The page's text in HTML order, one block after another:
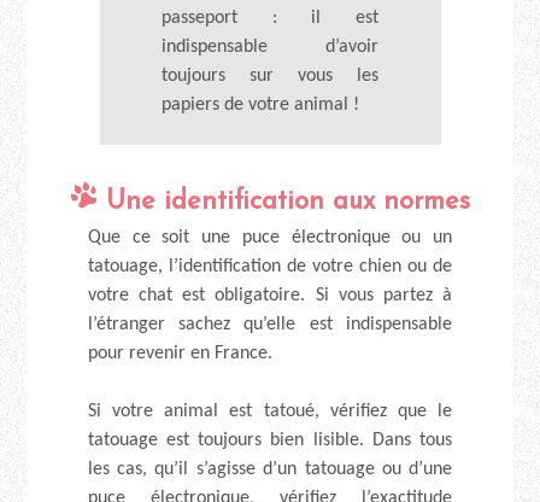
passeport : il est
indispensable d’avoir
toujours sur vous les
papiers de votre animal !
Une identification aux normes
Que ce soit une puce électronique ou un
tatouage, l’identification de votre chien ou de
votre chat est obligatoire. Si vous partez à
l’étranger sachez qu’elle est indispensable
pour revenir en France.
Si votre animal est tatoué, vérifiez que le
tatouage est toujours bien lisible. Dans tous
les cas, qu’il s’agisse d’un tatouage ou d’une
puce électronique, vérifiez l’exactitude